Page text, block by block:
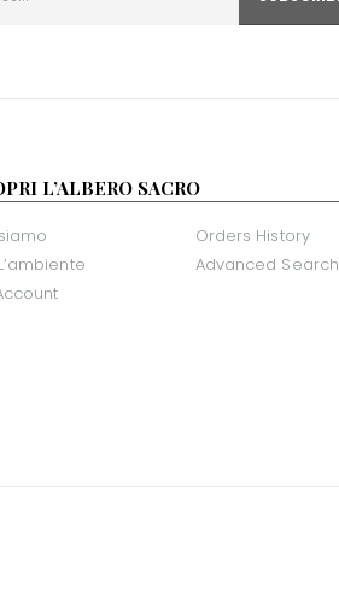
L’ALBERO SACRO
Orders History
Advanced Search